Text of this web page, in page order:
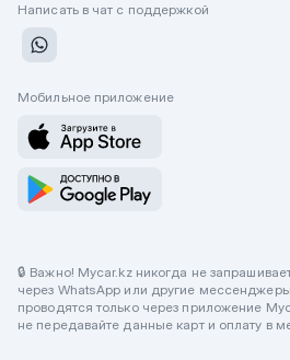
Написать в чат с поддержкой
Мобильное приложение
🔒 Важно! Mycar.kz никогда не
через WhatsApp или другие
проводятся только через приложение
не передавайте данные карт и оплату в